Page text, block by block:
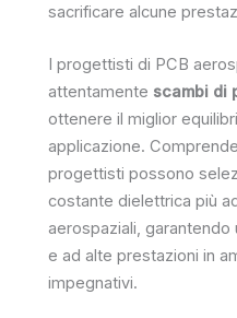
sacrificare alcune
I progettisti di PCB
attentamente scambi di
ottenere il miglior
applicazione.
progettisti possono
costante dielettrica più
aerospaziali, garantendo
e ad alte prestazioni in
impegnativi.